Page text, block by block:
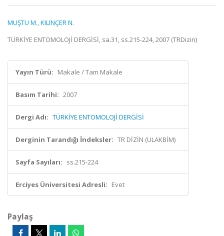
MUŞTU M.,KILINÇER N.
TÜRKİYE ENTOMOLOJİ DERGİSİ, sa.31, ss.215-224, 2007 (TRDizin)
Yayın Türü: Makale / Tam Makale
Basım Tarihi: 2007
Dergi Adı: TÜRKİYE ENTOMOLOJİ DERGİSİ
Derginin Tarandığı İndeksler: TR DİZİN (ULAKBİM)
Sayfa Sayıları: ss.215-224
Erciyes Üniversitesi Adresli: Evet
Paylaş